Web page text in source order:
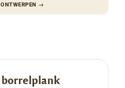
→
borrelplank